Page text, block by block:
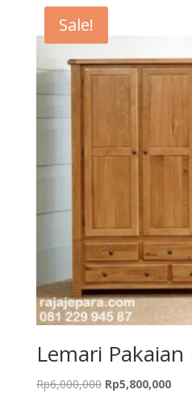
Sale!
Lemari Pakaian
Rp6,000,000 Original
Rp5,800,000